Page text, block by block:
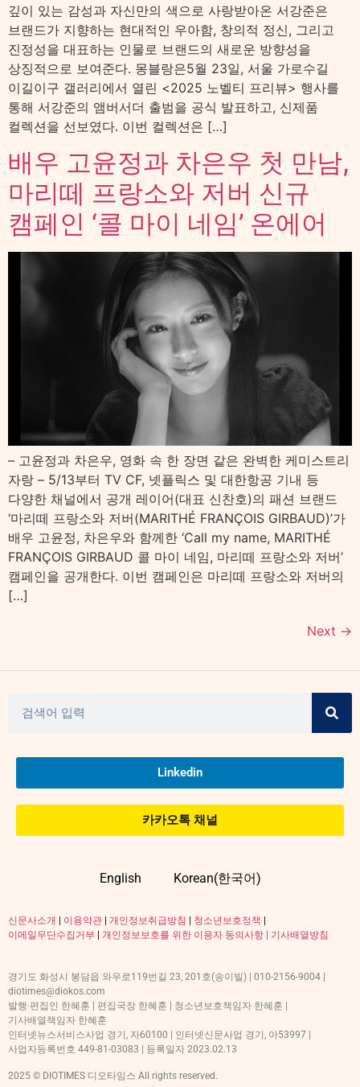
깊이 있는 감성과 자신만의 색으로 사랑받아온 서강준은
브랜드가 지향하는 현대적인 우아함, 창의적 정신, 그리고
진정성을 대표하는 인물로 브랜드의 새로운 방향성을
상징적으로 보여준다. 몽블랑은5월 23일, 서울 가로수길
이길이구 갤러리에서 열린 <2025 노벨티 프리뷰> 행사를
통해 서강준의 앰버서더 출범을 공식 발표하고, 신제품
컬렉션을 선보였다. 이번 컬렉션은 […]
배우 고윤정과 차은우 첫 만남,
마리떼 프랑소와 저버 신규
캠페인 ‘콜 마이 네임’ 온에어
– 고윤정과 차은우, 영화 속 한 장면 같은 완벽한 케미스트리
자랑 – 5/13부터 TV CF, 넷플릭스 및 대한항공 기내 등
다양한 채널에서 공개 레이어(대표 신찬호)의 패션 브랜드
‘마리떼 프랑소와 저버(MARITHÉ FRANÇOIS GIRBAUD)’가
배우 고윤정, 차은우와 함께한 ‘Call my name, MARITHÉ
FRANÇOIS GIRBAUD 콜 마이 네임, 마리떼 프랑소와 저버’
캠페인을 공개한다. 이번 캠페인은 마리떼 프랑소와 저버의
[…]
Next →
Linkedin
카카오톡 채널
English Korean(한국어)
신문사소개 이용약관 개인정보취급방침 청소년보호정책
이메일무단수집거부
개인정보보호를 위한 이용자 동의사항 | 기사배열방침
경기도 화성시 봉담읍 와우로119번길 23, 201호(송이빌) | 010-2156-9004 |
diotimes@diokos.com
발행·편집인 한혜훈 | 편집국장 한혜훈 | 청소년보호책임자 한혜훈 |
기사배열책임자 한혜훈
인터넷뉴스서비스사업 경기, 자60100 | 인터넷신문사업 경기, 아53997 |
사업자등록번호 449-81-03083 | 등록일자 2023.02.13
2025 © DIOTIMES 디오타임스 All rights reserved.